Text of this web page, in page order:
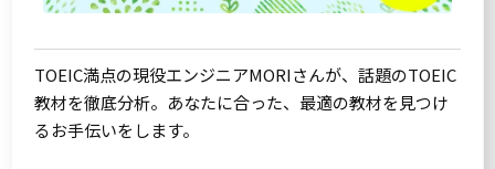
TOEIC満点の現役エンジニアMORIさんが、話題のTOEIC
教材を徹底分析。あなたに合った、最適の教材を見つけ
るお手伝いをします。